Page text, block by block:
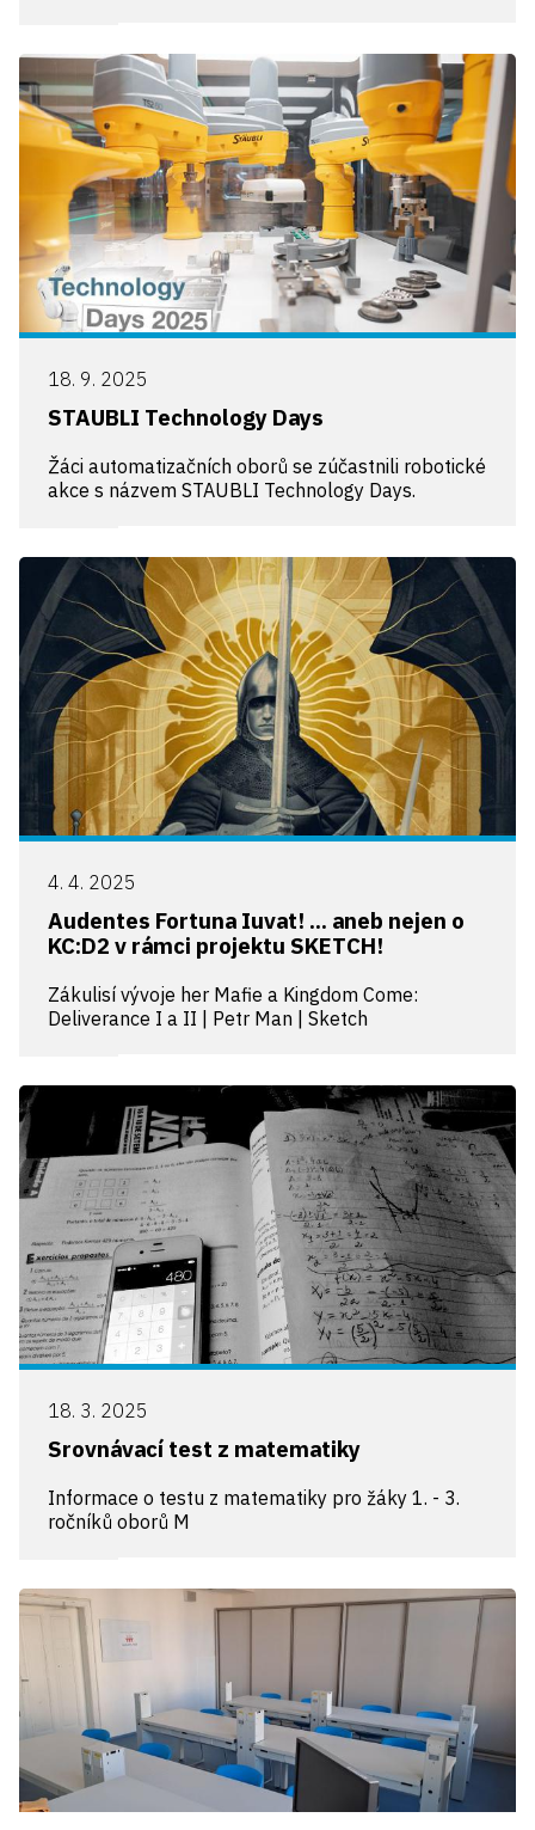
18. 9. 2025
STAUBLI Technology Days
Žáci automatizačních oborů se zúčastnili robotické
akce s názvem STAUBLI Technology Days.
4. 4. 2025
Audentes Fortuna Iuvat! ... aneb nejen o
KC:D2 v rámci projektu SKETCH!
Zákulisí vývoje her Mafie a Kingdom Come:
Deliverance I a II | Petr Man | Sketch
18. 3. 2025
Srovnávací test z matematiky
Informace o testu z matematiky pro žáky 1. - 3.
ročníků oborů M